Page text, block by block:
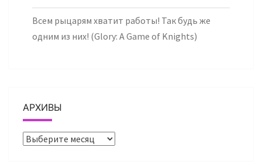
Всем рыцарям хватит работы! Так будь же
одним из них! (Glory: A Game of Knights)
АРХИВЫ
Архивы